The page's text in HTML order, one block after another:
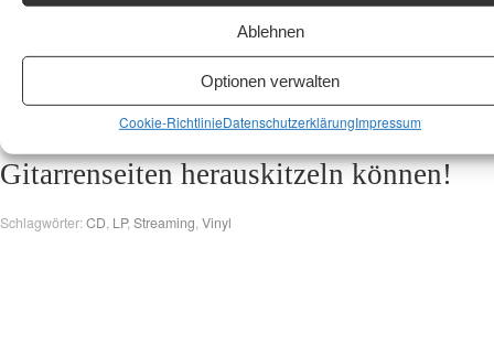
Ablehnen
Optionen verwalten
Cookie-RichtlinieDatenschutzerklärungImpressum
es oft hervorragende Silberkabel, die
gerade bei solch authentischen Blues-
Aufnahmen noch das letzte Quäntchen
an Schmutz und Details aus den
Gitarrenseiten herauskitzeln können!
Schlagwörter:CD, LP,Streaming,Vinyl